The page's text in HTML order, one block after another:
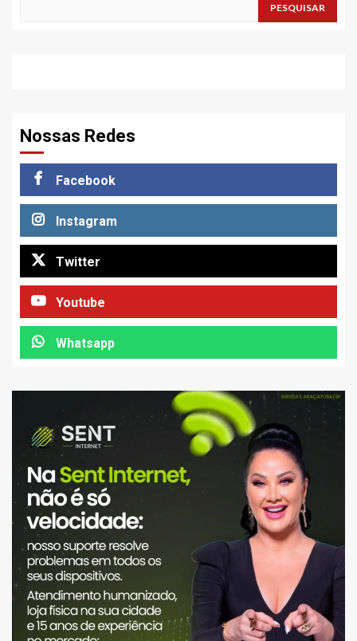
PESQUISAR
Nossas Redes
Facebook
Instagram
Twitter
Youtube
Whatsapp